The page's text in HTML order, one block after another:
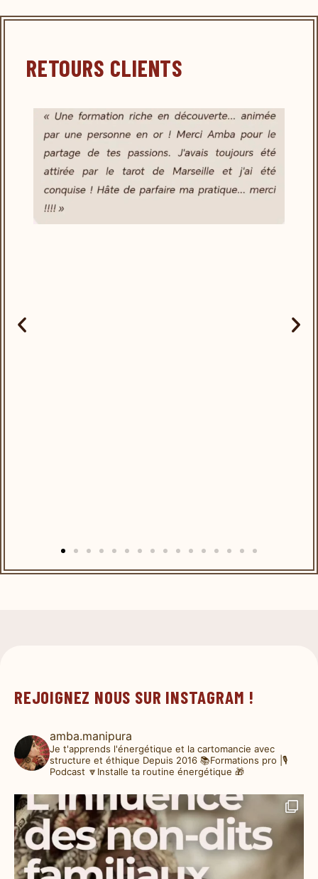
RETOURS CLIENTS
REJOIGNEZ NOUS SUR INSTAGRAM !
amba.manipura
Je t'apprends l'énergétique et la cartomancie avec
structure et éthique Depuis 2016 📚Formations pro |🎙️
Podcast 🔽Installe ta routine énergétique 🎁